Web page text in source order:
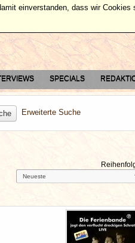
SPECIALS
Erweiterte Suche
einverstanden, dass wir Cookies